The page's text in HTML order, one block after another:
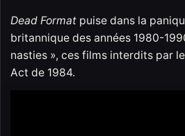
Dead Format puise dans la
britannique des années 1980-
nasties », ces films interdits par
Act de 1984.